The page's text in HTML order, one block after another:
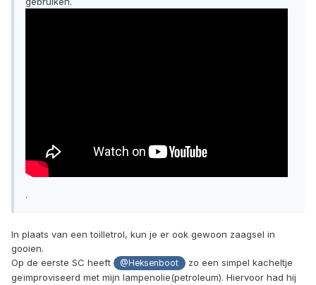
.
In plaats van een toilletrol, kun je er ook gewoon zaagsel in
gooien.
Op de eerste SC heeft
@Heksenboot
zo een simpel kacheltje
geïmproviseerd met mijn lampenolie(petroleum). Hiervoor had hij